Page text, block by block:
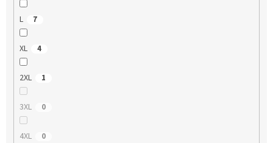
L 7
XL 4
2XL 1
3XL 0
4XL 0